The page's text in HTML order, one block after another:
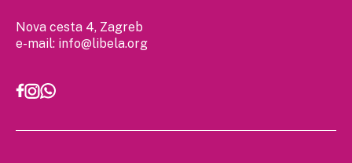
Nova cesta 4, Zagreb
e-mail: info@libela.org